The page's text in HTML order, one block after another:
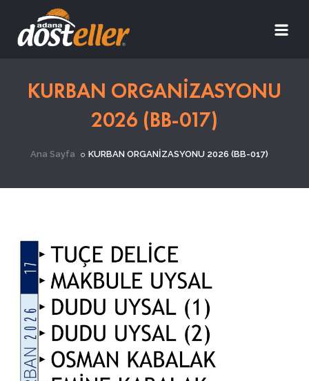
KURBAN ORGANİZASYONU
2026 (BB-017)
Ana Sayfa KURBAN ORGANİZASYONU 2026 (BB-017)